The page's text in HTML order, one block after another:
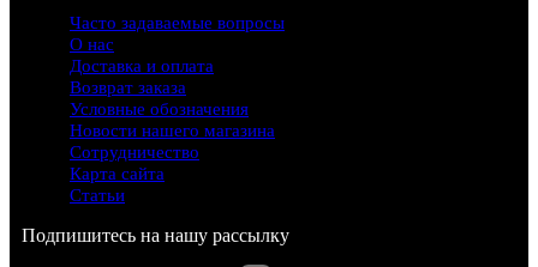
Часто задаваемые вопросы
О нас
Доставка и оплата
Возврат заказа
Условные обозначения
Новости нашего магазина
Сотрудничество
Карта сайта
Статьи
Подпишитесь на нашу рассылку